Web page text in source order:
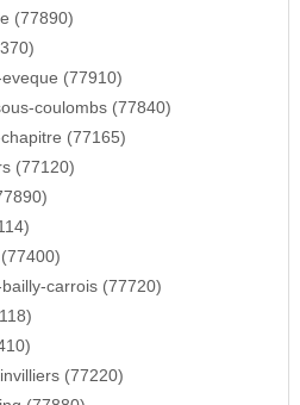
(77890)
(77910)
coulombs (77840)
(77165)
(77120)
carrois (77720)
(77220)